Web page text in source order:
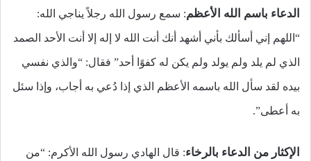
الدعاء باسم الله الأعظم: سمع رسول الله رجلاً يناجي الله:
“اللهم إني أسألك بأني أشهد أنك أنت الله لا إله إلا أنت الأحد الصمد
الذي لم يلد ولم يولد ولم يكن له كفوًا أحد” فقال: “والذي نفسي
بيده لقد سأل الله باسمه الأعظم الذي إذا دُعي به أجاب، وإذا سئل
به أعطى”.
الإكثار من الدعاء بالرخاء: قال الهادي رسول الله الأكرم: “من